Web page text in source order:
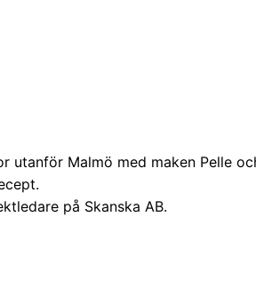
utanför Malmö med maken Pelle
på Skanska AB.